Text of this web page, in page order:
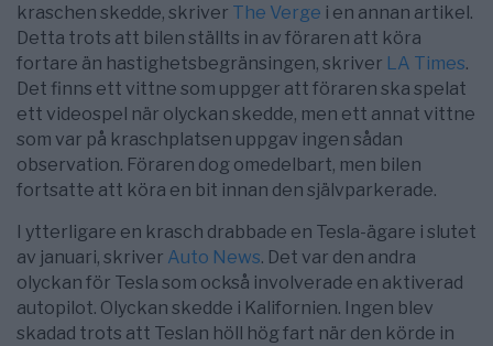
kraschen skedde, skriver The Verge i en annan artikel.
Detta trots att bilen ställts in av föraren att köra
fortare än hastighetsbegränsingen, skriver LA Times.
Det finns ett vittne som uppger att föraren ska spelat
ett videospel när olyckan skedde, men ett annat vittne
som var på kraschplatsen uppgav ingen sådan
observation. Föraren dog omedelbart, men bilen
fortsatte att köra en bit innan den självparkerade.
I ytterligare en krasch drabbade en Tesla-ägare i slutet
av januari, skriver Auto News. Det var den andra
olyckan för Tesla som också involverade en aktiverad
autopilot. Olyckan skedde i Kalifornien. Ingen blev
skadad trots att Teslan höll hög fart när den körde in